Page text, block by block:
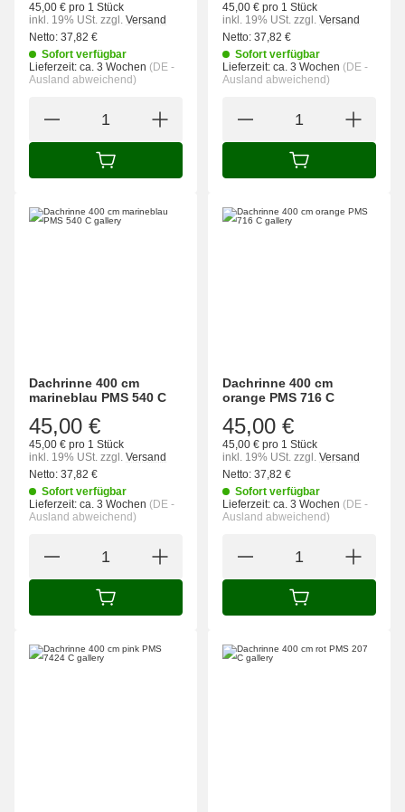
45,00 € pro 1 Stück
inkl. 19% USt. zzgl. Versand
Netto: 37,82 €
Sofort verfügbar
Lieferzeit: ca. 3 Wochen (DE -
Ausland abweichend)
IN DEN WARENKORB
45,00 € pro 1 Stück
inkl. 19% USt. zzgl. Versand
Netto: 37,82 €
Sofort verfügbar
Lieferzeit: ca. 3 Wochen (DE -
Ausland abweichend)
IN DEN
Dachrinne 400 cm
marineblau PMS 540 C
45,00 €
45,00 € pro 1 Stück
inkl. 19% USt. zzgl. Versand
Netto: 37,82 €
Sofort verfügbar
Lieferzeit: ca. 3 Wochen (DE -
Ausland abweichend)
IN DEN WARENKORB
Dachrinne 400 cm
orange PMS 716 C
45,00 €
45,00 € pro 1 Stück
inkl. 19% USt. zzgl. Versand
Netto: 37,82 €
Sofort verfügbar
Lieferzeit: ca. 3 Wochen (DE -
Ausland abweichend)
IN DEN